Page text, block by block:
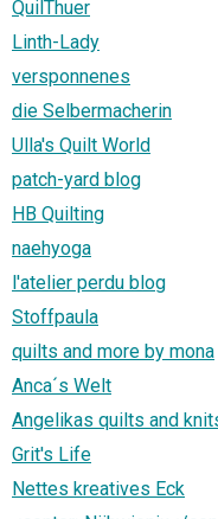
QuilThuer
Linth-Lady
versponnenes
die Selbermacherin
Ulla's Quilt World
patch-yard blog
HB Quilting
naehyoga
l'atelier perdu blog
Stoffpaula
quilts and more by mona
Anca´s Welt
Angelikas quilts and
Grit's Life
Nettes kreatives Eck